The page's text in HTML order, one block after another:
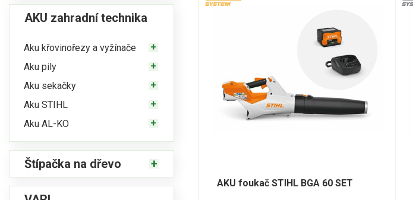
AKU zahradní technika
Aku křovinořezy a vyžínače
Aku pily
Aku sekačky
Aku STIHL
Aku AL-KO
Štípačka na dřevo
AKU foukač STIHL BGA 60 SET